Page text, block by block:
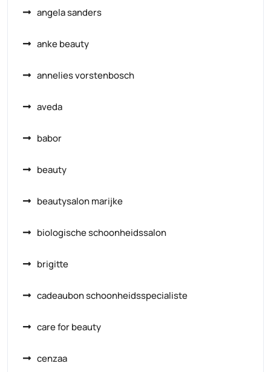
angela sanders
anke beauty
annelies vorstenbosch
aveda
babor
beauty
beautysalon marijke
biologische schoonheidssalon
brigitte
cadeaubon schoonheidsspecialiste
care for beauty
cenzaa